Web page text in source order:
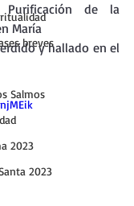
breves
Salmos
2023
2023
de la
María
y hallado en el